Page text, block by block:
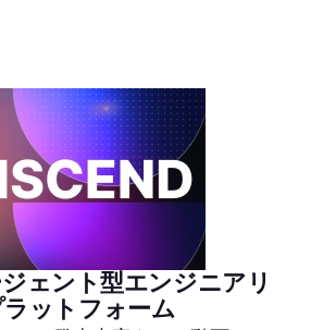
ェント型エンジニアリ
ットフォーム